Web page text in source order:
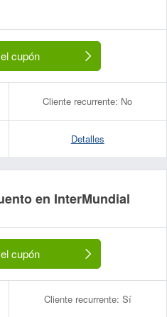
cupón
Cliente recurrente: No
Detalles
en InterMundial
cupón
Cliente recurrente: Sí